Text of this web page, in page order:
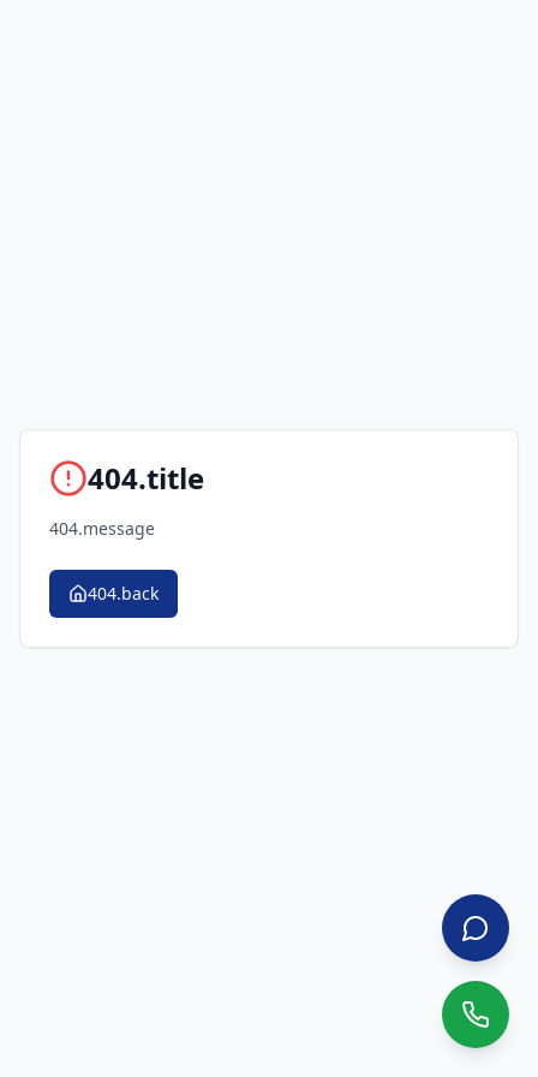
404.title
404.message
404.back